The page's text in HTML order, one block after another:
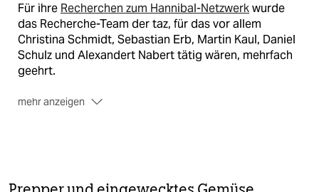
Für ihre Recherchen zum Hannibal-Netzwerkwurde
das Recherche-Team der taz, für das vor allem
Christina Schmidt, Sebastian Erb, Martin Kaul, Daniel
Schulz und Alexandert Nabert tätig wären, mehrfach
geehrt.
mehr anzeigen